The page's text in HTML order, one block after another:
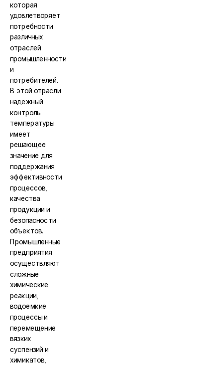
которая
удовлетворяет
потребности
различных
отраслей
промышленности
и
потребителей.
В этой отрасли
надежный
контроль
температуры
имеет
решающее
значение для
поддержания
эффективности
процессов,
качества
продукции и
безопасности
объектов.
Промышленные
предприятия
осуществляют
сложные
химические
реакции,
водоемкие
процессы и
перемещение
вязких
суспензий и
химикатов,